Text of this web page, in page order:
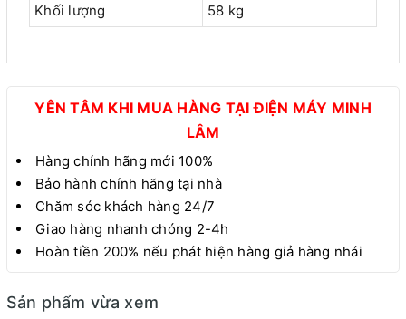
Khối lượng 58 kg
YÊN TÂM KHI MUA HÀNG TẠI ĐIỆN MÁY MINH
LÂM
Hàng chính hãng mới 100%
Bảo hành chính hãng tại nhà
Chăm sóc khách hàng 24/7
Giao hàng nhanh chóng 2-4h
Hoàn tiền 200% nếu phát hiện hàng giả hàng nhái
Sản phẩm vừa xem